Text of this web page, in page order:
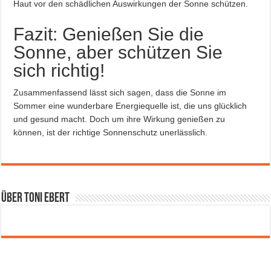
Haut vor den schädlichen Auswirkungen der Sonne schützen.
Fazit: Genießen Sie die
Sonne, aber schützen Sie
sich richtig!
Zusammenfassend lässt sich sagen, dass die Sonne im
Sommer eine wunderbare Energiequelle ist, die uns glücklich
und gesund macht. Doch um ihre Wirkung genießen zu
können, ist der richtige Sonnenschutz unerlässlich.
Über Toni Ebert